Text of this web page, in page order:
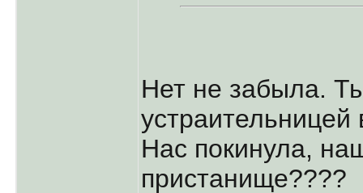
Нет не забыла.
Нас покинула,
пристанище????